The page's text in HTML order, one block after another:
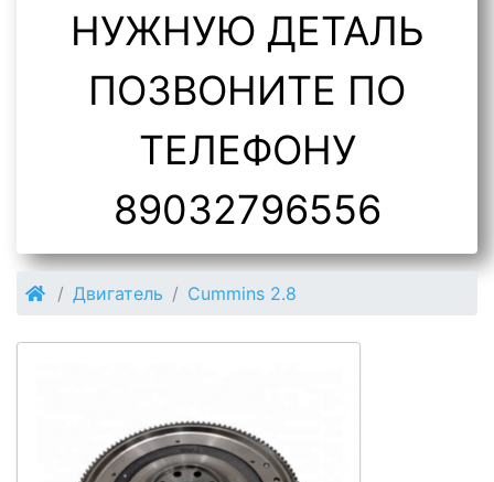
НУЖНУЮ ДЕТАЛЬ
ПОЗВОНИТЕ ПО
ТЕЛЕФОНУ
89032796556
Двигатель Cummins 2.8